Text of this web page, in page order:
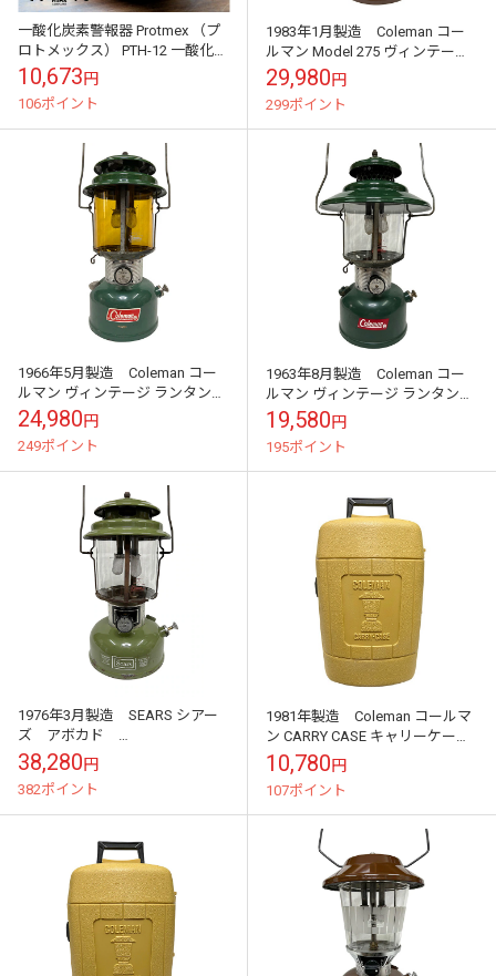
一酸化炭素警報器 Protmex （プ
ロトメックス） PTH-12 一酸化炭
素チェッカー アラート CO中毒
防止 キャンプ 車中泊...
10,673円
106ポイント
1983年1月製造 Coleman コー
ルマン Model 275 ヴィンテージ
ランタン ブラウン【Antique ア
ンティーク...
29,980円
299ポイント
1966年5月製造 Coleman コー
ルマン ヴィンテージ ランタン
220F 【Antique アンティーク】
【中古】
24,980円
249ポイント
1963年8月製造 Coleman コー
ルマン ヴィンテージ ランタン
228E GREEN グリーン
【Antique アンティ...
19,580円
195ポイント
1976年3月製造 SEARS シアー
ズ アボカド
model:476/72325 箱・説明書
付き ヴィンテージ ランタン 2
マン...
38,280円
382ポイント
1981年製造 Coleman コールマ
ン CARRY CASE キャリーケー
ス クラムシェルケース ラン
タンケース プラスチック...
10,780円
107ポイント